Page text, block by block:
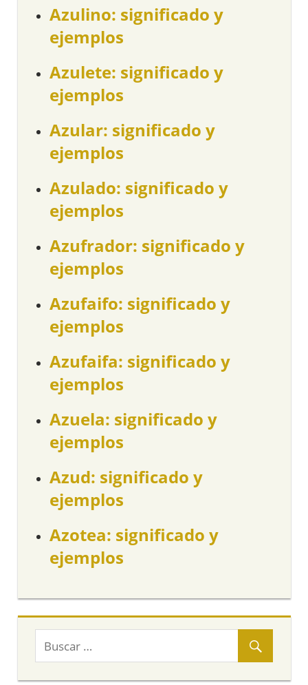
Azulino: significado y
ejemplos
Azulete: significado y
ejemplos
Azular: significado y
ejemplos
Azulado: significado y
ejemplos
Azufrador: significado y
ejemplos
Azufaifo: significado y
ejemplos
Azufaifa: significado y
ejemplos
Azuela: significado y
ejemplos
Azud: significado y
ejemplos
Azotea: significado y
ejemplos